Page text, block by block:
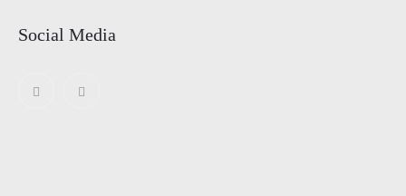
Social Media